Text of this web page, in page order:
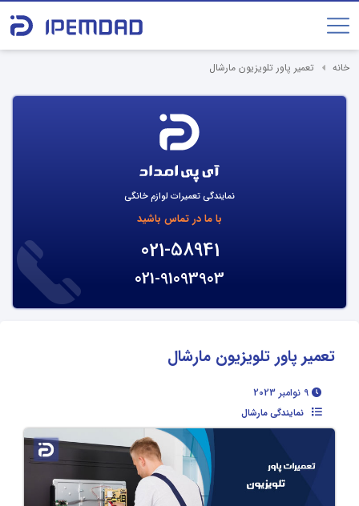
خانه تعمیر پاور تلویزیون مارشال
نمایندگی تعمیرات لوازم خانگی
با ما در تماس باشید
021-58941
021-91093903
تعمیر پاور تلویزیون مارشال
نمایندگی مارشال